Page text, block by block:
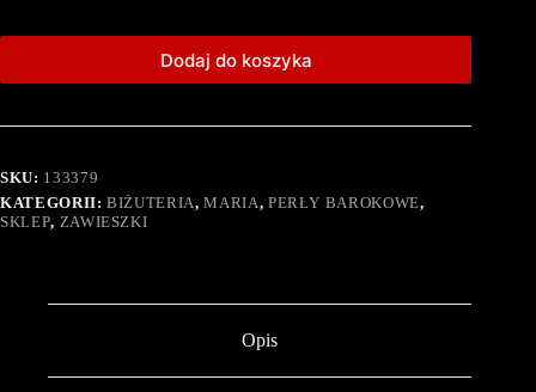
Dodaj do koszyka
SKU: 133379
KATEGORII:BIŻUTERIA,MARIA, PERŁY BAROKOWE,
SKLEP, ZAWIESZKI
Opis